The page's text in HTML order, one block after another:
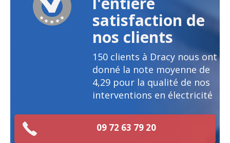
satisfaction de
nos clients
150 clients à Dracy nous ont
donné la note moyenne de
4,29 pour la qualité de nos
interventions en électricité
09 72 63 79 20